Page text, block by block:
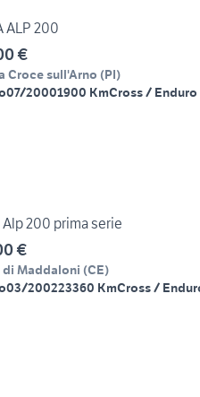
ALP 200
€
Croce sull'Arno (PI)
07/20001900 KmCross / Enduro
Alp 200 prima serie
€
di Maddaloni (CE)
03/200223360 KmCross /